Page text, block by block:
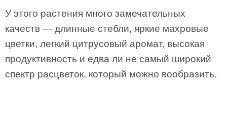
У этого растения много замечательных
качеств — длинные стебли, яркие махровые
цветки, легкий цитрусовый аромат, высокая
продуктивность и едва ли не самый широкий
спектр расцветок, который можно вообразить.